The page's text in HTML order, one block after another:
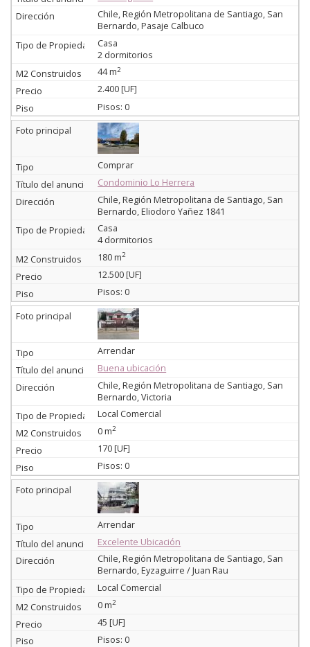
Chile, Región Metropolitana de Santiago, San
Bernardo, Pasaje Calbuco
Casa
2 dormitorios
44 m2
2.400 [UF]
Pisos: 0
Comprar
Condominio Lo Herrera
Chile, Región Metropolitana de Santiago, San
Bernardo, Eliodoro Yañez 1841
Casa
4 dormitorios
180 m2
12.500 [UF]
Pisos: 0
Arrendar
Buena ubicación
Chile, Región Metropolitana de Santiago, San
Bernardo, Victoria
Local Comercial
0 m2
170 [UF]
Pisos: 0
Arrendar
Excelente Ubicación
Chile, Región Metropolitana de Santiago, San
Bernardo, Eyzaguirre / Juan Rau
Local Comercial
0 m2
45 [UF]
Pisos: 0